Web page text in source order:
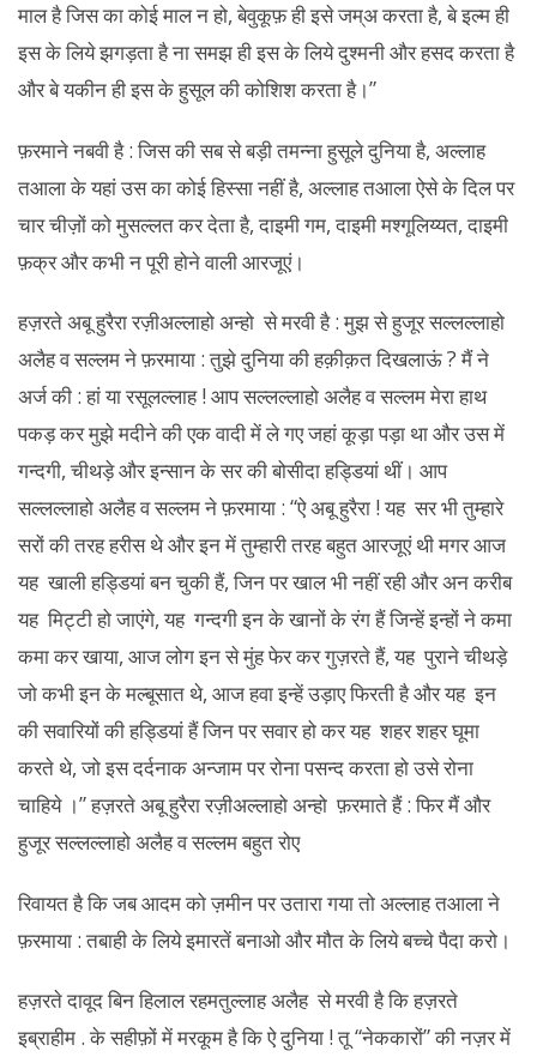
माल है जिस का कोई माल न हो, बेवुकूफ़ ही इसे जम्अ करता है, बे इल्म ही
इस के लिये झगड़ता है ना समझ ही इस के लिये दुश्मनी और हसद करता है
और बे यकीन ही इस के हुसूल की कोशिश करता है।”
फ़रमाने नबवी है : जिस की सब से बड़ी तमन्ना हुसूले दुनिया है, अल्लाह
तआला के यहां उस का कोई हिस्सा नहीं है, अल्लाह तआला ऐसे के दिल पर
चार चीज़ों को मुसल्लत कर देता है, दाइमी गम, दाइमी मश्गूलिय्यत, दाइमी
फ़क्र और कभी न पूरी होने वाली आरजूएं।
हज़रते अबू हुरैरा रज़ीअल्लाहो अन्हो से मरवी है : मुझ से हुजूर सल्लल्लाहो
अलैह व सल्लम ने फ़रमाया : तुझे दुनिया की हक़ीक़त दिखलाऊं ? मैं ने
अर्ज की : हां या रसूलल्लाह ! आप सल्लल्लाहो अलैह व सल्लम मेरा हाथ
पकड़ कर मुझे मदीने की एक वादी में ले गए जहां कूड़ा पड़ा था और उस में
गन्दगी, चीथड़े और इन्सान के सर की बोसीदा हड्डियां थीं। आप
सल्लल्लाहो अलैह व सल्लम ने फ़रमाया : “ऐ अबू हुरैरा ! यह सर भी तुम्हारे
सरों की तरह हरीस थे और इन में तुम्हारी तरह बहुत आरजूएं थी मगर आज
यह खाली हड्डियां बन चुकी हैं, जिन पर खाल भी नहीं रही और अन करीब
यह मिट्टी हो जाएंगे, यह गन्दगी इन के खानों के रंग हैं जिन्हें इन्हों ने कमा
कमा कर खाया, आज लोग इन से मुंह फेर कर गुज़रते हैं, यह पुराने चीथड़े
जो कभी इन के मल्बूसात थे, आज हवा इन्हें उड़ाए फिरती है और यह इन
की सवारियों की हड्डियां हैं जिन पर सवार हो कर यह शहर शहर घूमा
करते थे, जो इस दर्दनाक अन्जाम पर रोना पसन्द करता हो उसे रोना
चाहिये ।” हज़रते अबू हुरैरा रज़ीअल्लाहो अन्हो फ़रमाते हैं : फिर मैं और
हुजूर सल्लल्लाहो अलैह व सल्लम बहुत रोए
रिवायत है कि जब आदम को ज़मीन पर उतारा गया तो अल्लाह तआला ने
फ़रमाया : तबाही के लिये इमारतें बनाओ और मौत के लिये बच्चे पैदा करो।
हज़रते दावूद बिन हिलाल रहमतुल्लाह अलैह से मरवी है कि हज़रते
इब्राहीम . के सहीफ़ों में मरकूम है कि ऐ दुनिया ! तू “नेककारों” की नज़र में